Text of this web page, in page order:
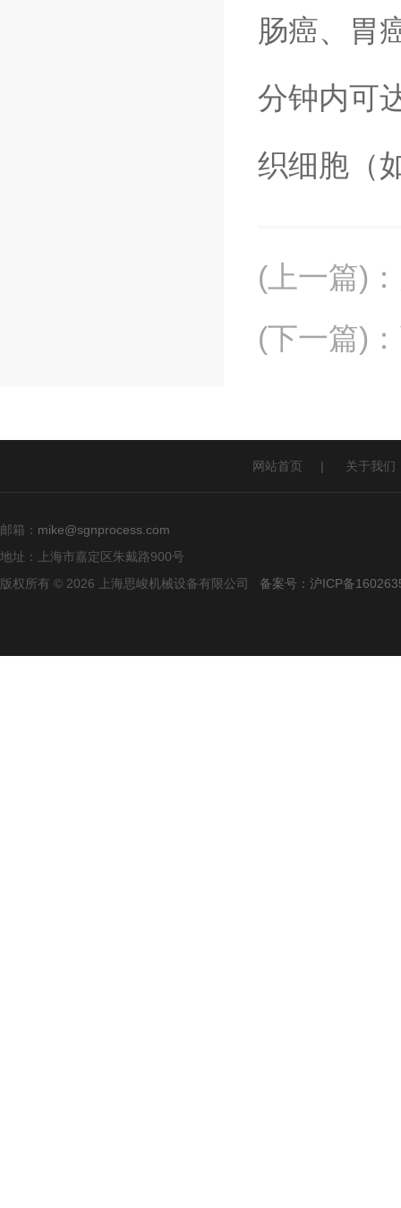
肠癌、胃
分钟内可
织细胞（
(上一篇) ：
(下一篇) ：
网站首页 | 关于我们
邮箱： mike@sgnprocess.com
地址：上海市嘉定区朱戴路900号
版权所有 © 2026 上海思峻机械设备有限公司 备案号：沪ICP备